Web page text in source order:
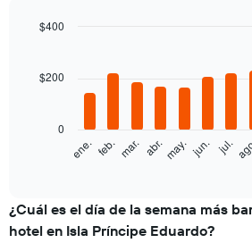
with
siguiente
el
precio
promedio
ene. feb. mar. abr.may. jun. jul.
0
$200
$400
¿Cuál es el día de la semana más
hotel en Isla Príncipe Eduardo?